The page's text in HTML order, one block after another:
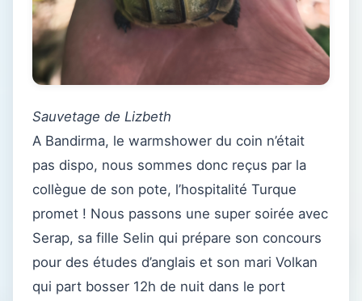
Sauvetage de Lizbeth
A Bandirma, le warmshower du coin n’était
pas dispo, nous sommes donc reçus par la
collègue de son pote, l’hospitalité Turque
promet ! Nous passons une super soirée avec
Serap, sa fille Selin qui prépare son concours
pour des études d’anglais et son mari Volkan
qui part bosser 12h de nuit dans le port